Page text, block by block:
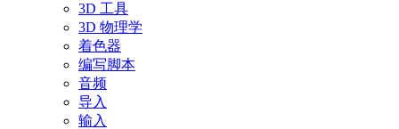
3D 工具
3D 物理学
着色器
编写脚本
音频
导入
输入